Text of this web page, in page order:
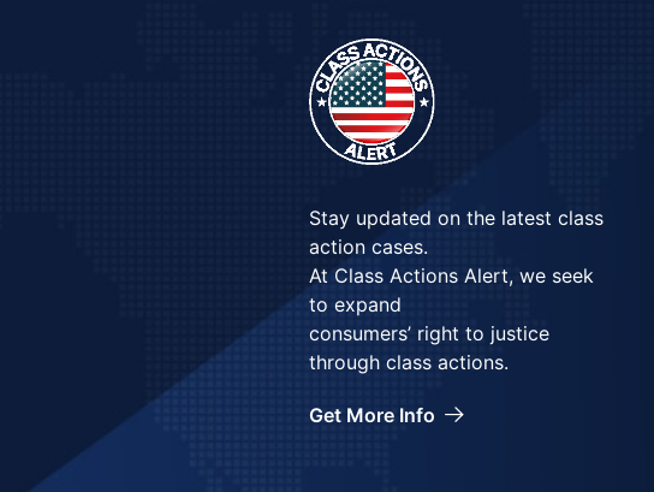
Stay updated on the latest class
action cases.
At Class Actions Alert, we seek
to expand
consumers’ right to justice
through class actions.
Get More Info